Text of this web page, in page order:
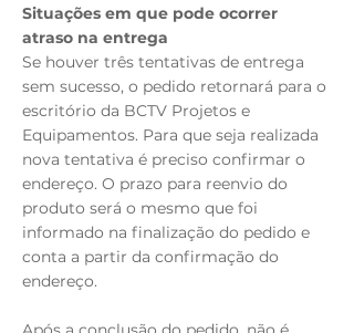
Situações em que pode ocorrer
atraso na entrega
Se houver três tentativas de entrega
sem sucesso, o pedido retornará para o
escritório da BCTV Projetos e
Equipamentos. Para que seja realizada
nova tentativa é preciso confirmar o
endereço. O prazo para reenvio do
produto será o mesmo que foi
informado na finalização do pedido e
conta a partir da confirmação do
endereço.